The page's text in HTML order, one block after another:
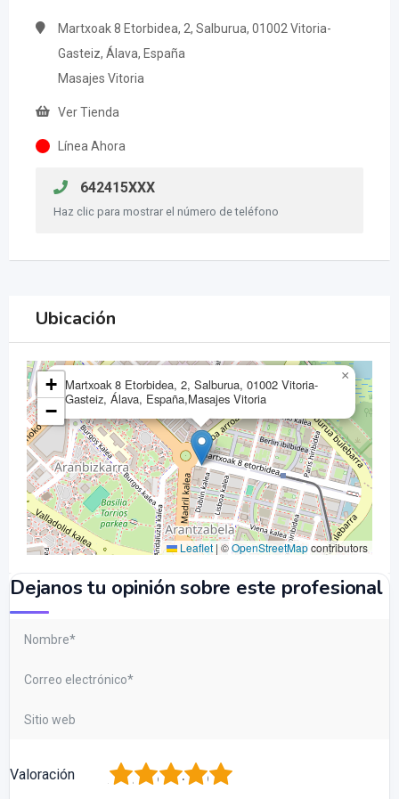
Martxoak 8 Etorbidea, 2, Salburua, 01002 Vitoria-
Gasteiz, Álava, España
Masajes Vitoria
Ver Tienda
Línea Ahora
642415XXX
Haz clic para mostrar el número de teléfono
Ubicación
Martxoak 8 Etorbidea, 2, Salburua, 01002 Vitoria-
Gasteiz, Álava, España,Masajes Vitoria
×
+
−
Leaflet | ©OpenStreetMapcontributors
Dejanos tu opinión sobre este profesional
Valoración 5
4
3
2